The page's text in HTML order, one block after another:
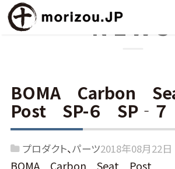
NEWS
BOMA Carbon
Post SP-６ SP‐７
プロダクト パーツ2018年08月22日
BOMA Carbon Seat Post